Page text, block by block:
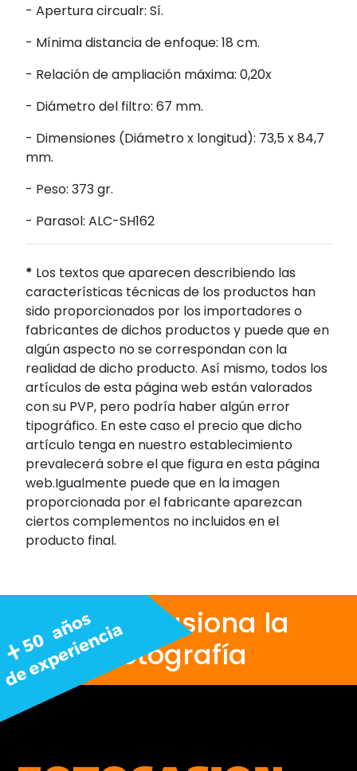
- Apertura circualr: Sí.
- Mínima distancia de enfoque: 18 cm.
- Relación de ampliación máxima: 0,20x
- Diámetro del filtro: 67 mm.
- Dimensiones (Diámetro x longitud): 73,5 x 84,7
mm.
- Peso: 373 gr.
- Parasol: ALC-SH162
* Los textos que aparecen describiendo las
características técnicas de los productos han
sido proporcionados por los importadores o
fabricantes de dichos productos y puede que en
algún aspecto no se correspondan con la
realidad de dicho producto. Así mismo, todos los
artículos de esta página web están valorados
con su PVP, pero podría haber algún error
tipográfico. En este caso el precio que dicho
artículo tenga en nuestro establecimiento
prevalecerá sobre el que figura en esta página
web.Igualmente puede que en la imagen
proporcionada por el fabricante aparezcan
ciertos complementos no incluidos en el
producto final.
Nos apasiona la
fotografía